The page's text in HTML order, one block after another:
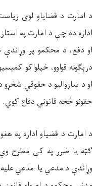
د امارت د قضایاو لوی
اداره ده چې د امارت په
او دفع، د محکمو پر
درېګونه قواوو، خپلواکو
او د ښاروالیو د حقوقي
حقونو څخه قانوني دفاع کوي.
د امارت د قضیاو اداره په
ګټه یا ضرر په کې مطرح
وړاندې د مدعي یا مدعي